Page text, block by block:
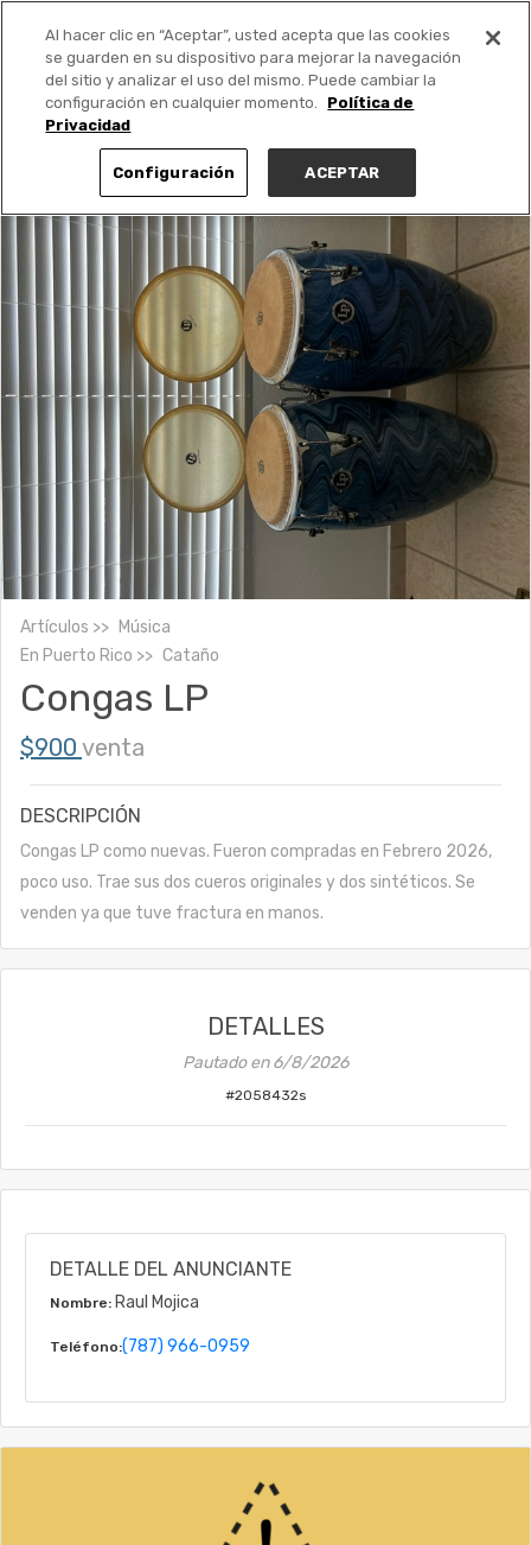
PUBLICA GRATIS +
Artículos
Música
En Puerto Rico Cataño
Congas LP
$900 venta
DESCRIPCIÓN
Congas LP como nuevas. Fueron compradas en Febrero 2026,
poco uso. Trae sus dos cueros originales y dos sintéticos. Se
venden ya que tuve fractura en manos.
DETALLES
Pautado en6/8/2026
#2058432s
DETALLE DEL ANUNCIANTE
Nombre: Raul Mojica
Teléfono:(787) 966-0959
Al hacer clic en “Aceptar”, usted acepta que las cookies
se guarden en su dispositivo para mejorar la navegación
del sitio y analizar el uso del mismo. Puede cambiar la
configuración en cualquier momento.
Política de
Privacidad
Configuración ACEPTAR